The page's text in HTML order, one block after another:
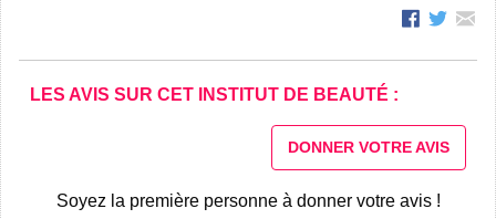
LES AVIS SUR CET INSTITUT DE BEAUTÉ :
DONNER VOTRE AVIS
Soyez la première personne à donner votre avis !